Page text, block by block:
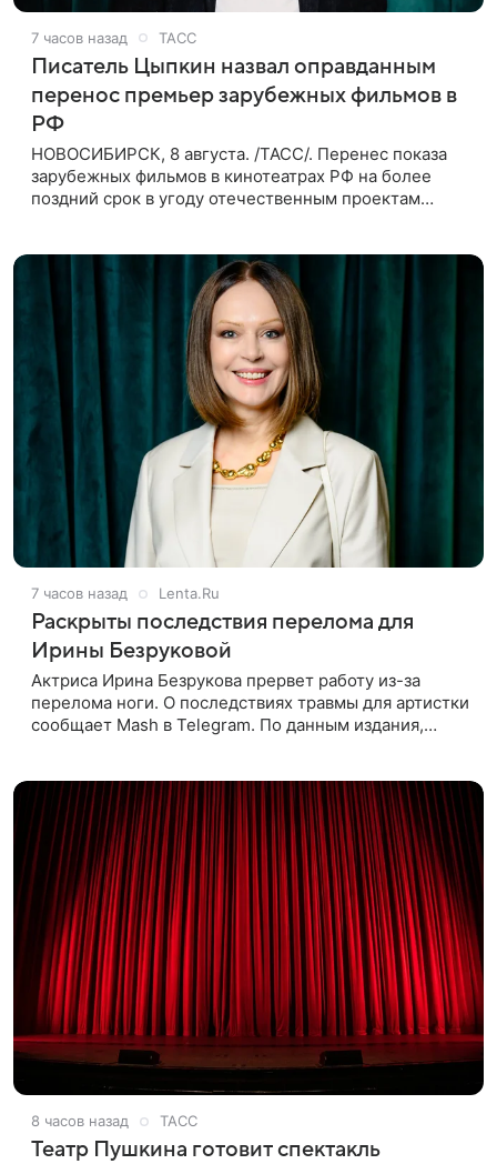
7 часов назад ТАСС
Писатель Цыпкин назвал оправданным
перенос премьер зарубежных фильмов в
РФ
НОВОСИБИРСК, 8 августа. /ТАСС/. Перенес показа
зарубежных фильмов в кинотеатрах РФ на более
поздний срок в угоду отечественным проектам
7 часов назад Lenta.Ru
Раскрыты последствия перелома для
Ирины Безруковой
Актриса Ирина Безрукова прервет работу из-за
перелома ноги. О последствиях травмы для артистки
сообщает Mash в Telegram. По данным издания,
8 часов назад ТАСС
Театр Пушкина готовит спектакль